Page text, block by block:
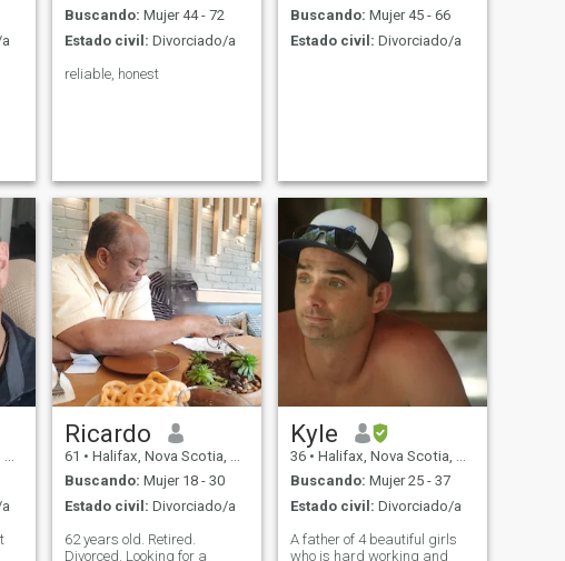
Buscando: Mujer 44 - 72
Estado civil: Divorciado/a
reliable, honest
Buscando: Mujer 45 - 66
Estado civil: Divorciado/a
Ricardo
61 • Halifax, Nova Scotia, Canadá
Buscando: Mujer 18 - 30
Estado civil: Divorciado/a
62 years old. Retired.
Divorced. Looking for a
Kyle
36 • Halifax, Nova Scotia, Canadá
Buscando: Mujer 25 - 37
Estado civil: Divorciado/a
A father of 4 beautiful girls
who is hard working and